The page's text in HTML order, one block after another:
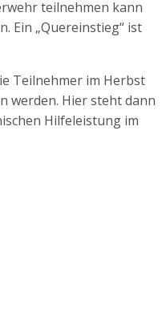
teilnehmen kann
Ein „Quereinstieg“ ist
Teilnehmer im Herbst
werden. Hier steht dann
Hilfeleistung im